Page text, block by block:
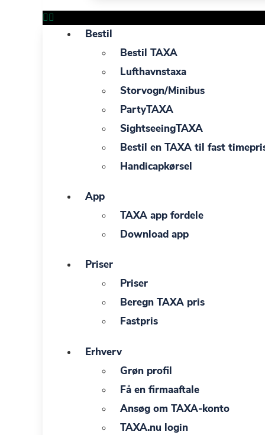
Bestil
Bestil TAXA
Lufthavnstaxa
Storvogn/Minibus
PartyTAXA
SightseeingTAXA
Bestil en TAXA til fast
Handicapkørsel
App
TAXA app fordele
Download app
Priser
Priser
Beregn TAXA pris
Fastpris
Erhverv
Grøn profil
Få en firmaaftale
Ansøg om TAXA-konto
TAXA.nu login